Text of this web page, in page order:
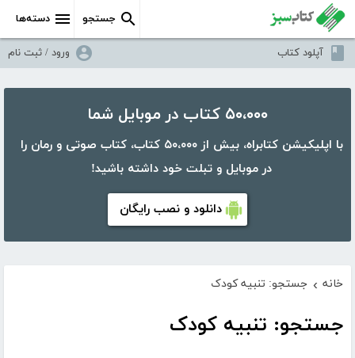
دسته‌ها جستجو
آپلود کتاب ورود / ثبت نام
۵۰،۰۰۰ کتاب در موبایل شما
با اپلیکیشن کتابراه، بیش از ۵۰،۰۰۰ کتاب، کتاب صوتی و رمان را
در موبایل و تبلت خود داشته باشید!
دانلود و نصب رایگان
خانه › جستجو: تنبیه کودک
جستجو: تنبیه کودک